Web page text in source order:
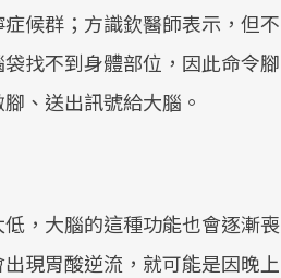
候群；方識欽醫師表示，但不
找不到身體部位，因此命令腳
、送出訊號給大腦。
，大腦的這種功能也會逐漸喪
現胃酸逆流，就可能是因晚上